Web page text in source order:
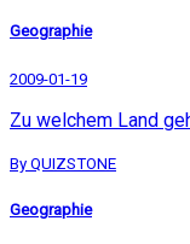
Geographie
2009-01-19
Zu welchem Land
By QUIZSTONE
Geographie